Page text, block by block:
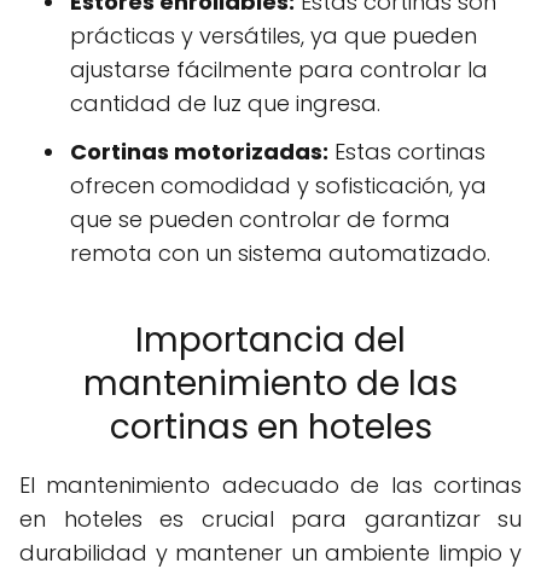
prácticas y versátiles, ya que pueden
ajustarse fácilmente para controlar la
cantidad de luz que ingresa.
Cortinas motorizadas: Estas cortinas
ofrecen comodidad y sofisticación, ya
que se pueden controlar de forma
remota con un sistema automatizado.
Importancia del
mantenimiento de las
cortinas en hoteles
El mantenimiento adecuado de las cortinas
en hoteles es crucial para garantizar su
durabilidad y mantener un ambiente limpio y